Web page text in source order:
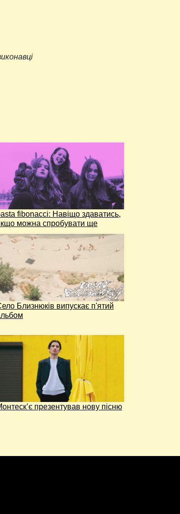
fibonacci: Навіщо здаватись,
можна спробувати ще
Близнюків випускає п'ятий
презентував нову пісню